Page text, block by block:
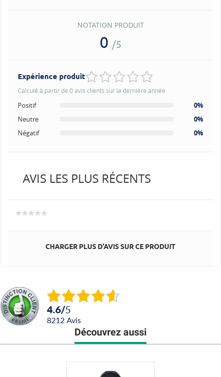
NOTATION PRODUIT
0 /5
Expérience produit
Calculé à partir de 0 avis clients sur la dernière année
Positif
0%
Neutre
0%
Négatif
0%
AVIS LES PLUS RÉCENTS
CHARGER PLUS D'AVIS SUR CE PRODUIT
4.6/5
8212 avis
Découvrez aussi